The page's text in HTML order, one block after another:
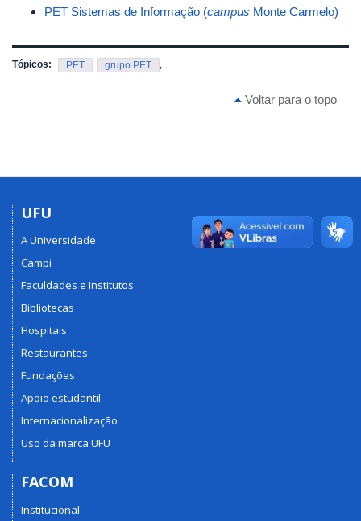
PET Sistemas de Informação (campus Monte Carmelo)
Tópicos: PET ,
grupo PET
Voltar para o topo
UFU
A Universidade
Campi
Faculdades e Institutos
Bibliotecas
Hospitais
Restaurantes
Fundações
Apoio estudantil
Internacionalização
Uso da marca UFU
FACOM
Institucional